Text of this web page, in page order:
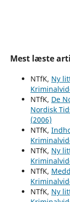
Mest læste
NTfK, Ny
NTfK, De
Nordisk
(2006)
NTfK,
NTfK, Ny
NTfK,
NTfK, Ny